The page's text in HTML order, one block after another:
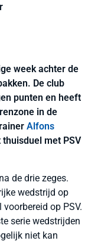
week achter de
De club
punten en heeft
in de
Alfons
met PSV
de drie zeges.
wedstrijd op
op PSV.
serie wedstrijden
niet kan